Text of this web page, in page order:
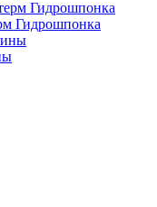
Гидрошпонка